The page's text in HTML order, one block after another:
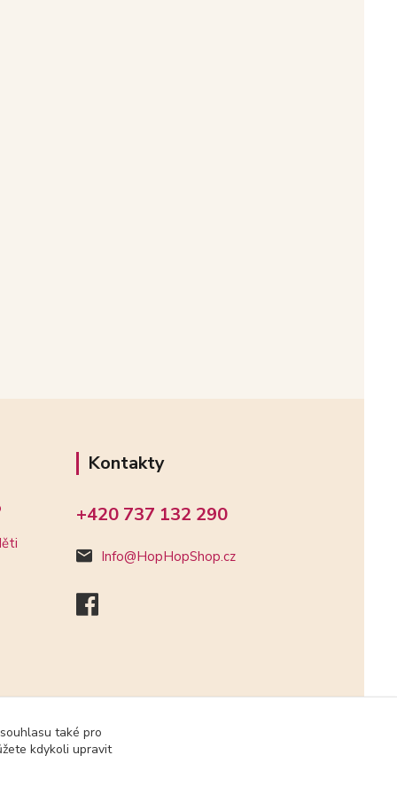
Kontakty
+420 737 132 290
Info@HopHopShop.cz
také pro
kdykoli upravit